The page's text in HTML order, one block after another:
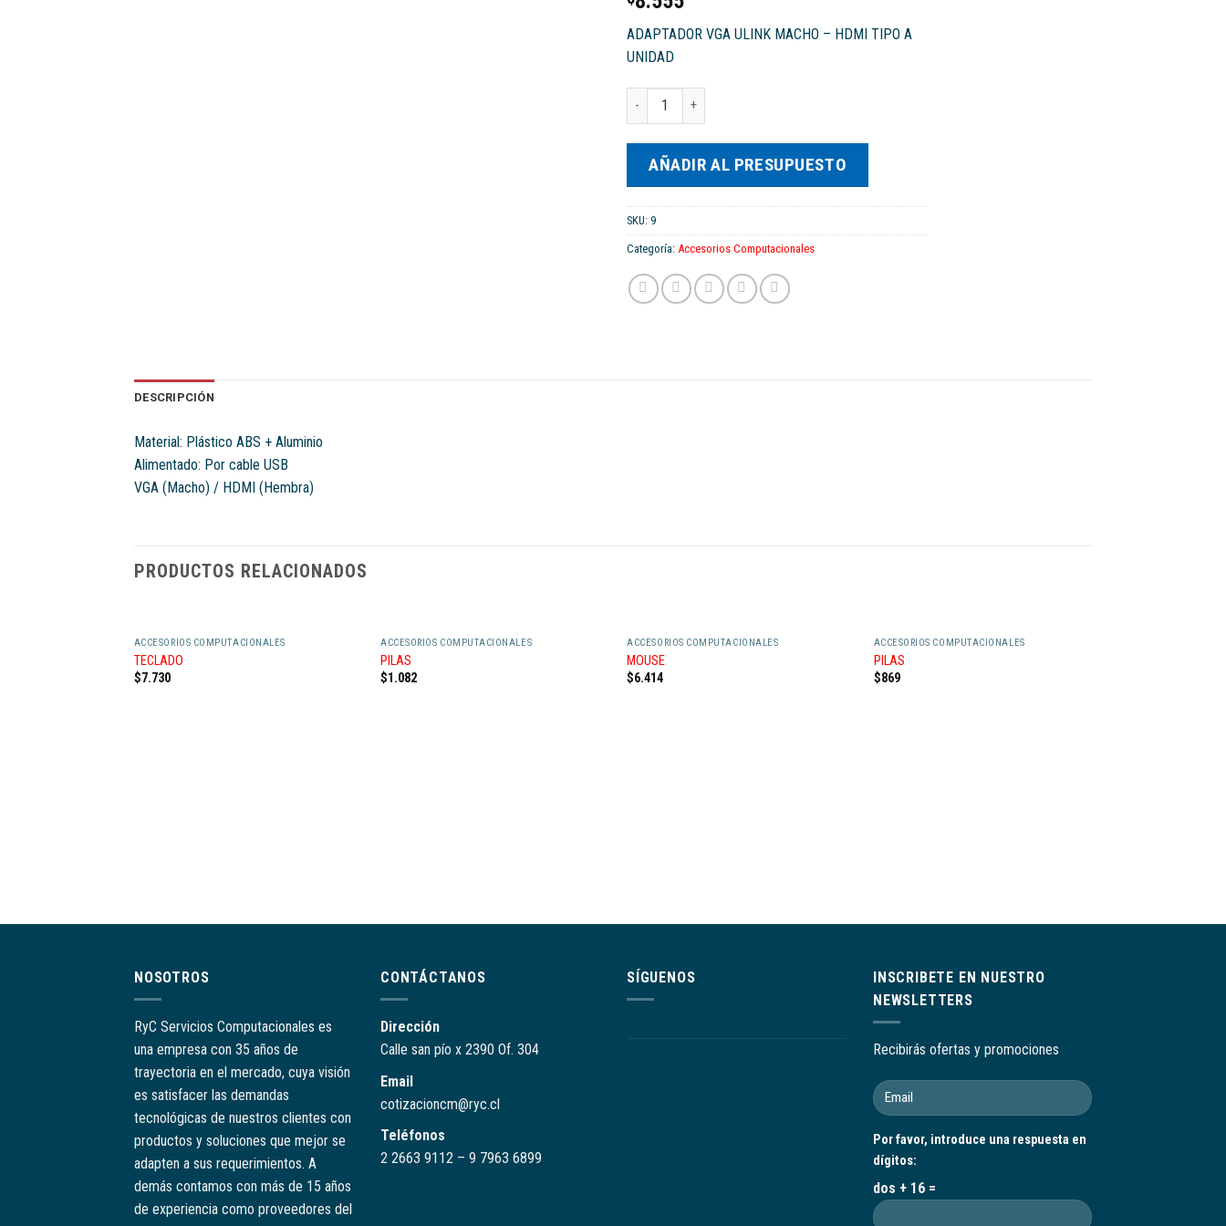
ADAPTADOR VGA ULINK MACHO – HDMI TIPO A
UNIDAD
ADAPTADOR cantidad
AÑADIR AL PRESUPUESTO
SKU: 9
Categoría: Accesorios Computacionales
DESCRIPCIÓN
Material: Plástico ABS + Aluminio
Alimentado: Por cable USB
VGA (Macho) / HDMI (Hembra)
PRODUCTOS RELACIONADOS
ACCESORIOS COMPUTACIONALES
TECLADO
$7.730
ACCESORIOS COMPUTACIONALES
PILAS
$1.082
ACCESORIOS COMPUTACIONALES
MOUSE
$6.414
ACCESORIOS COMPUTACIONALES
PILAS
$869
NOSOTROS
RyC Servicios Computacionales es
una empresa con 35 años de
trayectoria en el mercado, cuya visión
es satisfacer las demandas
tecnológicas de nuestros clientes con
productos y soluciones que mejor se
adapten a sus requerimientos. A
demás contamos con más de 15 años
de experiencia como proveedores del
CONTÁCTANOS
Dirección
Calle san pío x 2390 Of. 304
Email
cotizacioncm@ryc.cl
Teléfonos
2 2663 9112 – 9 7963 6899
SÍGUENOS
INSCRIBETE EN NUESTRO
NEWSLETTERS
Recibirás ofertas y promociones
Por favor, introduce una respuesta en
dígitos:
dos + 16 =